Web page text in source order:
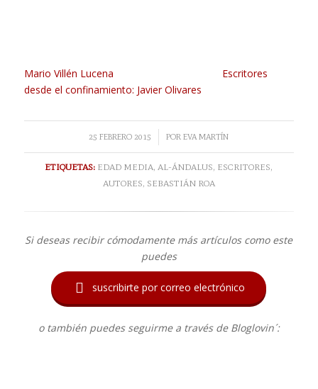
Mario Villén Lucena
Escritores
desde el confinamiento: Javier Olivares
25 FEBRERO 2015
/ POREVA MARTÍN
ETIQUETAS: EDAD MEDIA,AL-ÁNDALUS, ESCRITORES,
AUTORES, SEBASTIÁN ROA
Si deseas recibir cómodamente más artículos como este
puedes
 suscribirte por correo electrónico
o también puedes seguirme a través de Bloglovin´: